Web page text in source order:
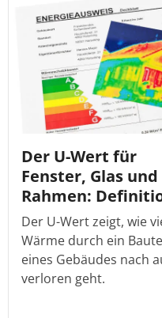
Der U-Wert für
Fenster, Glas und
Rahmen:
Der U-Wert zeigt, wie
Wärme durch ein
eines Gebäudes nach
verloren geht.